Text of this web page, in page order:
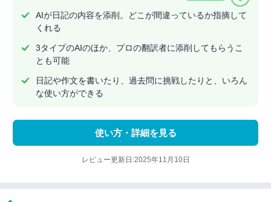
AIが日記の内容を添削。どこが間違っているか指摘して
くれる
3タイプのAIのほか、プロの翻訳者に添削してもらうこ
とも可能
日記や作文を書いたり、過去問に挑戦したりと、いろん
な使い方ができる
使い方・詳細を見る
レビュー更新日:2025年11月10日